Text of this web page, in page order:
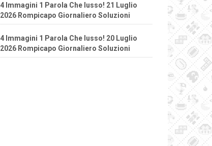
4 Immagini 1 Parola Che lusso! 21 Luglio
2026 Rompicapo Giornaliero Soluzioni
4 Immagini 1 Parola Che lusso! 20 Luglio
2026 Rompicapo Giornaliero Soluzioni